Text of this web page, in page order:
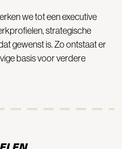
we tot een executive
strategische
gewenst is. Zo ontstaat er
basis voor verdere